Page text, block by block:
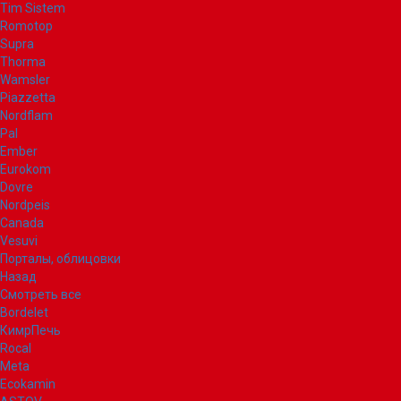
Tim Sistem
Romotop
Supra
Thorma
Wamsler
Piazzetta
Nordflam
Pal
Ember
Eurokom
Dovre
Nordpeis
Canada
Vesuvi
Порталы, облицовки
Назад
Смотреть все
Bordelet
КимрПечь
Rocal
Meta
Ecokamin